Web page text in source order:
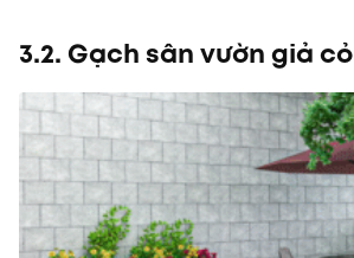
3.2. Gạch sân vườn giả cỏ